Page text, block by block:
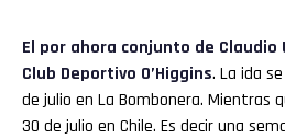
El por ahora conjunto de
Club Deportivo O’Higgins. La ida
de julio en La Bombonera. Mientras
30 de julio en Chile. Es decir una